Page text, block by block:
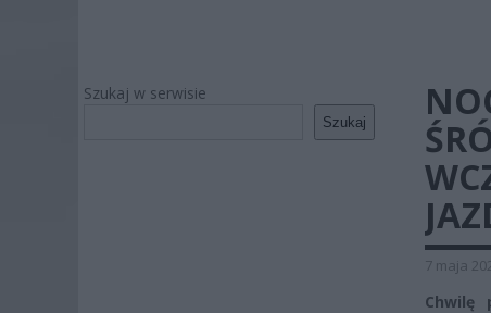
Szukaj w serwisie
Szukaj
7 maja
Chwilę